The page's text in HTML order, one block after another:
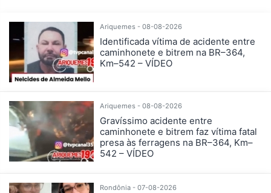
Ariquemes - 08-08-2026
Identificada vítima de acidente entre
caminhonete e bitrem na BR–364,
Km–542 – VÍDEO
Ariquemes - 08-08-2026
Gravíssimo acidente entre
caminhonete e bitrem faz vítima fatal
presa às ferragens na BR–364, Km–
542 – VÍDEO
Rondônia - 07-08-2026